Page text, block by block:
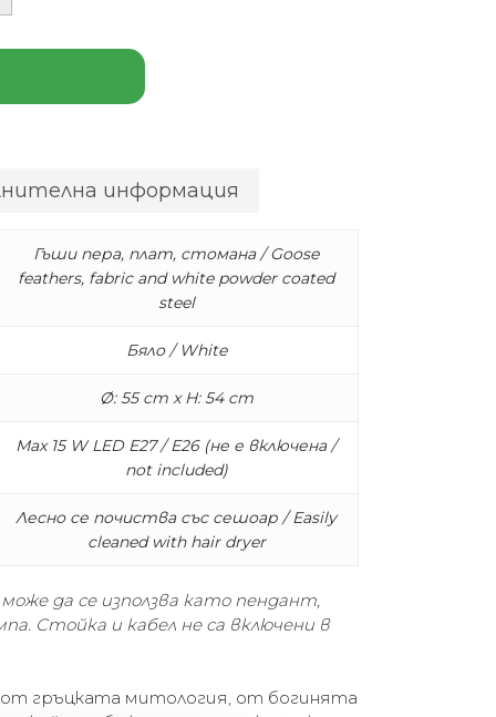
информация
Гъши пера, плат, стомана / Goose
feathers, fabric and white powder coated
steel
Бяло / White
Ø: 55 cm x H: 54 cm
Max 15 W LED E27 / E26 (не е включена /
not included)
Лесно се почиства със сешоар / Easily
cleaned with hair dryer
да се използва като пендант,
Стойка и кабел не са включени в
гръцката митология, от богинята